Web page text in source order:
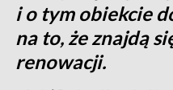
i o tym obiekcie
na to, że znajdą
renowacji.